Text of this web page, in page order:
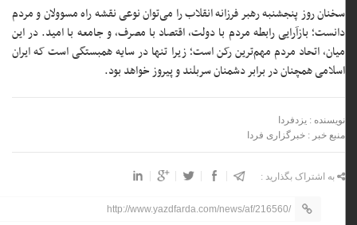
سخنان روز پنجشنبه رهبر فرزانه انقلاب را می‌توان نوعی نقشه راه مسوولان و مردم
دانست؛ بازآرایی رابطه مردم با دولت، اقتصاد با مصرف، و جامعه با امید. در این
میان، اتحاد مردم مهم‌ترین رکن است؛ زیرا تنها در سایه همبستگی است که ایران
اسلامی همچنان در برابر دشمنان سربلند و پیروز خواهد بود.
نویسنده : یزدفردا
منبع خبر : خبرگزاری فردا
به اشتراک بگذارید :
http://www.yazdfarda.com/news/af/216560/